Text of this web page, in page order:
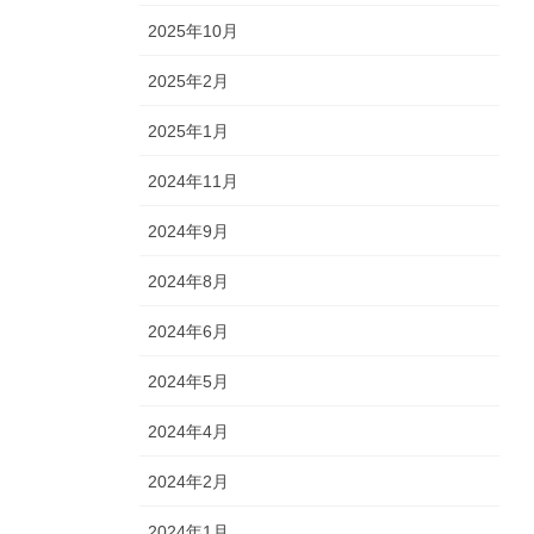
2025年10月
2025年2月
2025年1月
2024年11月
2024年9月
2024年8月
2024年6月
2024年5月
2024年4月
2024年2月